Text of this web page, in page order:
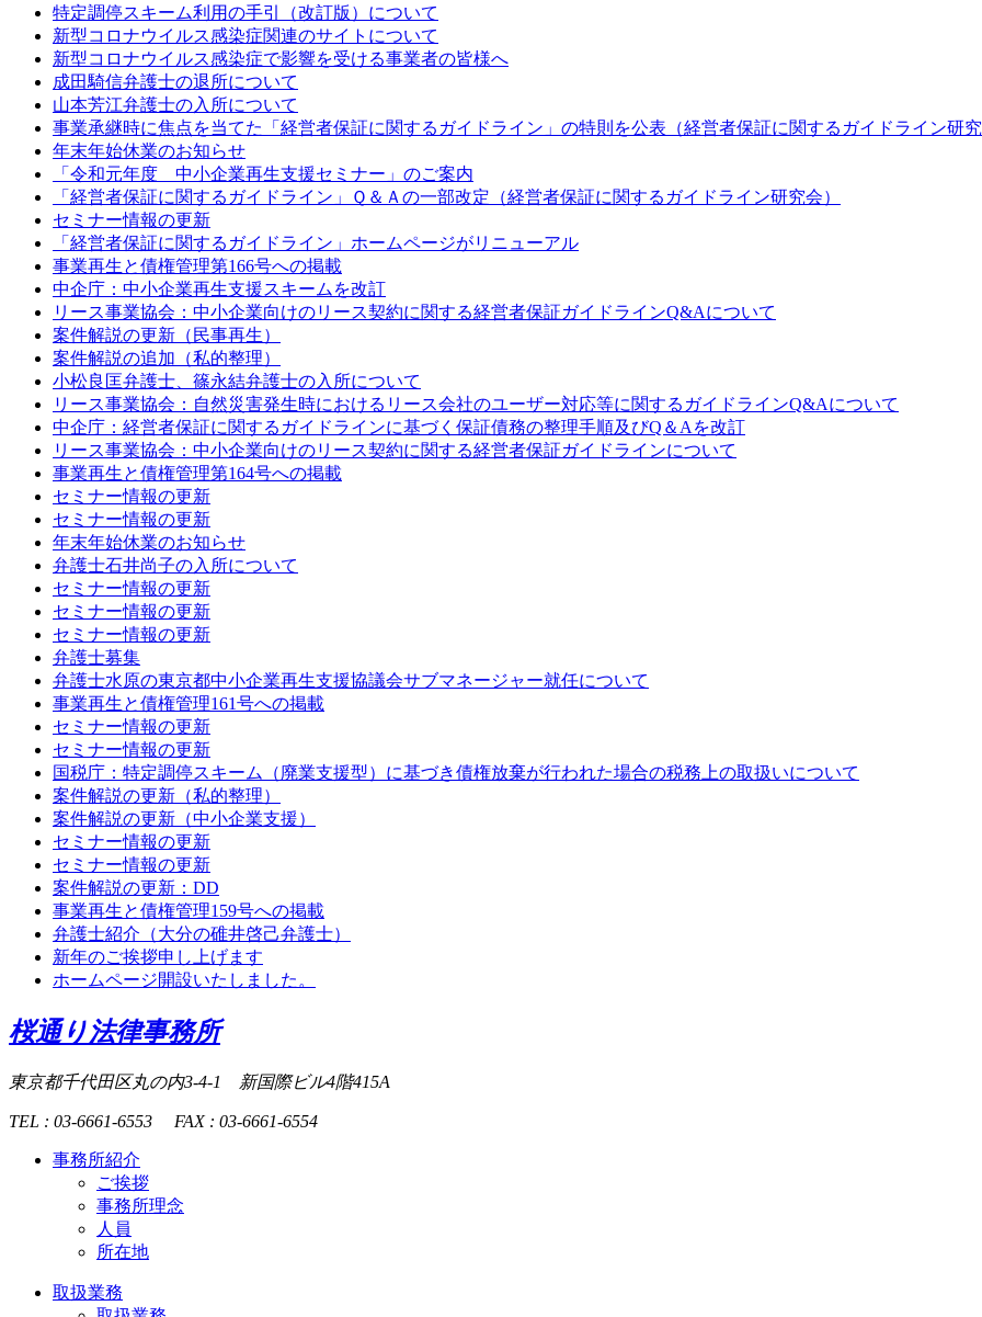
特定調停スキーム利用の手引（改訂版）について
新型コロナウイルス感染症関連のサイトについて
新型コロナウイルス感染症で影響を受ける事業者の皆様へ
成田騎信弁護士の退所について
山本芳江弁護士の入所について
事業承継時に焦点を当てた「経営者保証に関するガイドライン」の特則を公表（経営者保証に関するガイドライン研
年末年始休業のお知らせ
「令和元年度 中小企業再生支援セミナー」のご案内
「経営者保証に関するガイドライン」Ｑ＆Ａの一部改定（経営者保証に関するガイドライン研究会）
セミナー情報の更新
「経営者保証に関するガイドライン」ホームページがリニューアル
事業再生と債権管理第166号への掲載
中企庁：中小企業再生支援スキームを改訂
リース事業協会：中小企業向けのリース契約に関する経営者保証ガイドラインQ&Aについて
案件解説の更新（民事再生）
案件解説の追加（私的整理）
小松良匡弁護士、篠永結弁護士の入所について
リース事業協会：自然災害発生時におけるリース会社のユーザー対応等に関するガイドラインQ&Aについて
中企庁：経営者保証に関するガイドラインに基づく保証債務の整理手順及びQ＆Aを改訂
リース事業協会：中小企業向けのリース契約に関する経営者保証ガイドラインについて
事業再生と債権管理第164号への掲載
セミナー情報の更新
セミナー情報の更新
年末年始休業のお知らせ
弁護士石井尚子の入所について
セミナー情報の更新
セミナー情報の更新
セミナー情報の更新
弁護士募集
弁護士水原の東京都中小企業再生支援協議会サブマネージャー就任について
事業再生と債権管理161号への掲載
セミナー情報の更新
セミナー情報の更新
国税庁：特定調停スキーム（廃業支援型）に基づき債権放棄が行われた場合の税務上の取扱いについて
案件解説の更新（私的整理）
案件解説の更新（中小企業支援）
セミナー情報の更新
セミナー情報の更新
案件解説の更新：DD
事業再生と債権管理159号への掲載
弁護士紹介（大分の碓井啓己弁護士）
新年のご挨拶申し上げます
ホームページ開設いたしました。
桜通り法律事務所
東京都千代田区丸の内3-4-1 新国際ビル4階415A
TEL : 03-6661-6553 FAX : 03-6661-6554
事務所紹介
ご挨拶
事務所理念
人員
所在地
取扱業務